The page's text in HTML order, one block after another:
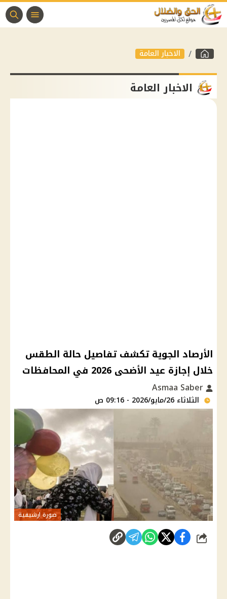
الاخبار العامة
الاخبار العامة
الأرصاد الجوية تكشف تفاصيل حالة الطقس
خلال إجازة عيد الأضحى 2026 في المحافظات
الثلاثاء 26/مايو/2026 - 09:16 ص
صورة ارشيفية
شارك